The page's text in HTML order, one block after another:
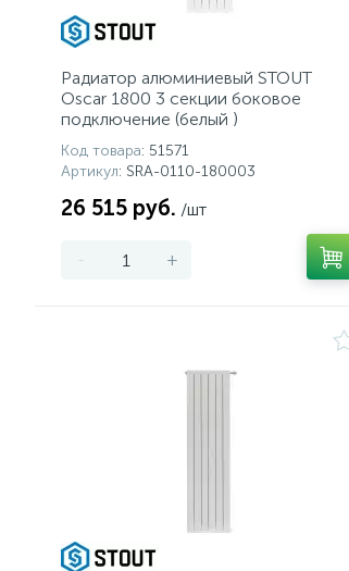
Радиатор алюминиевый STOUT
Oscar 1800 3 секции боковое
подключение (белый )
Код товара: 51571
Артикул: SRA-0110-180003
26 515 руб. /шт
- +